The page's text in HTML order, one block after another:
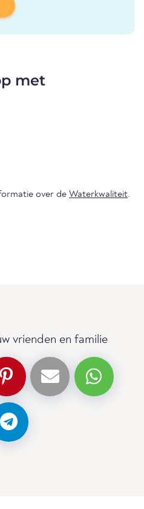
met
over de Waterkwaliteit.
vrienden en familie